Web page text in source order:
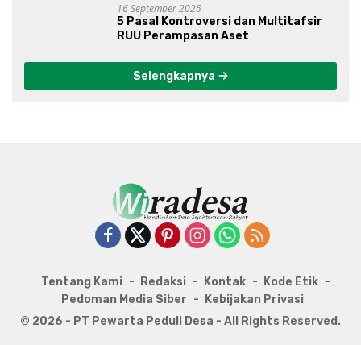
16 September 2025
5 Pasal Kontroversi dan Multitafsir
RUU Perampasan Aset
Selengkapnya
Tentang Kami Redaksi Kontak
Kode Etik
Pedoman Media Siber
Kebijakan Privasi
© 2026 - PT Pewarta Peduli Desa - All Rights Reserved.